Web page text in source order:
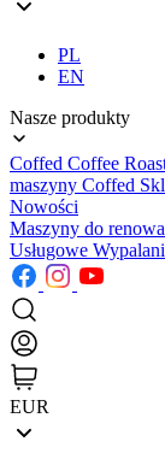
PL
EN
Nasze produkty
Coffed Coffee
maszyny Coffed
Nowości
Maszyny do
Usługowe
EUR